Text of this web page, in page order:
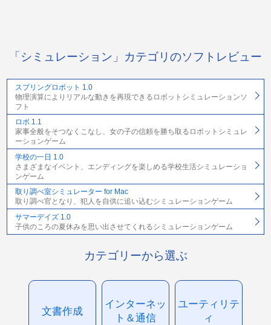
「シミュレーション」カテゴリのソフトレビュー
スプリングロボット 1.0
物理演算によりリアルな動きを再現できるロボットシミュレーションソ
フト
ロボ 1.1
家事全般をそつなくこなし、女の子の信頼を勝ち取るロボットシミュレ
ーションゲーム
学校の一日 1.0
さまざまなイベント、エンディングを楽しめる学校生活シミュレーショ
ンゲーム
取り調べ室シミュレーター for Mac
取り調べ官となり、犯人を自供に追い込むシミュレーションゲーム
サマーデイズ 1.0
子供のころの夏休みを思い出させてくれるシミュレーションゲーム
カテゴリーから選ぶ
文書作成
インターネッ
ト＆通信
ユーティリテ
ィ